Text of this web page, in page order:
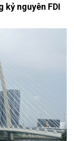
kỷ nguyên FDI